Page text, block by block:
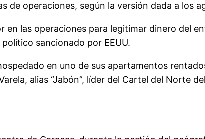
de operaciones, según la versión dada a los
las operaciones para legitimar dinero del
sancionado por EEUU.
en uno de sus apartamentos
alias “Jabón”, líder del Cartel del Norte